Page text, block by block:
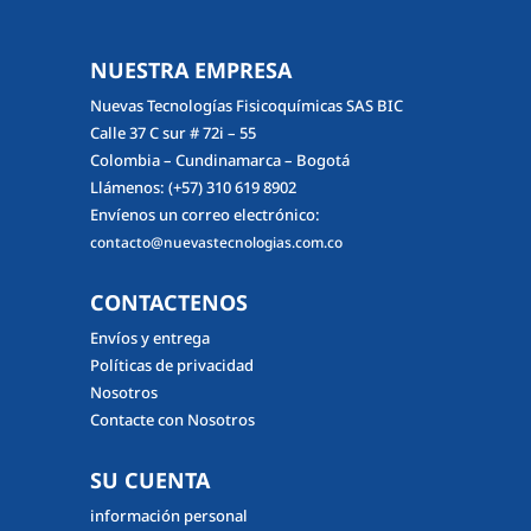
NUESTRA EMPRESA
Nuevas Tecnologías Fisicoquímicas SAS BIC
Calle 37 C sur # 72i – 55
Colombia – Cundinamarca – Bogotá
Llámenos: (+57) 310 619 8902
Envíenos un correo electrónico:
contacto@nuevastecnologias.com.co
CONTACTENOS
Envíos y entrega
Políticas de privacidad
Nosotros
Contacte con Nosotros
SU CUENTA
información personal